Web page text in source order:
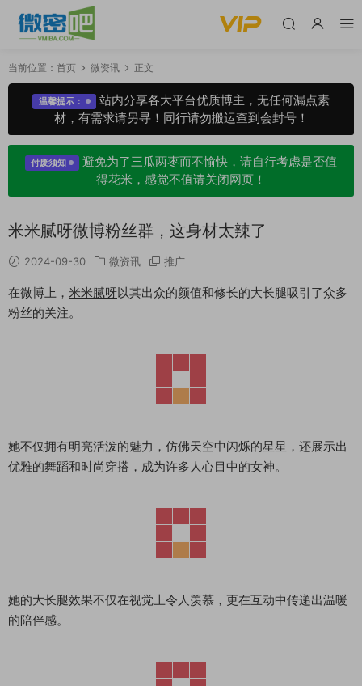
当前位置： 首页 微资讯 正文
温馨提示：
站内分享各大平台优质博主，无任何漏点素
材，有需求请另寻！同行请勿搬运查到会封号！
付废须知
避免为了三瓜两枣而不愉快，请自行考虑是否值
得花米，感觉不值请关闭网页！
米米腻呀微博粉丝群，这身材太辣了
2024-09-30 微资讯 推广
在微博上， 米米腻呀以其出众的颜值和修长的大长腿吸引了众多
粉丝的关注。
她不仅拥有明亮活泼的魅力，仿佛天空中闪烁的星星，还展示出
优雅的舞蹈和时尚穿搭，成为许多人心目中的女神。
她的大长腿效果不仅在视觉上令人羡慕，更在互动中传递出温暖
的陪伴感。